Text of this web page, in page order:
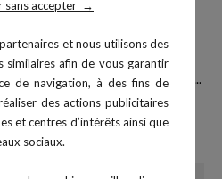
sans accepter →
et nous utilisons des
similaires afin de vous garantir
de navigation, à des fins de
des actions publicitaires
et centres d’intérêts ainsi que
sociaux.
Accroches plastiques taille M...
Prix
38,40 €